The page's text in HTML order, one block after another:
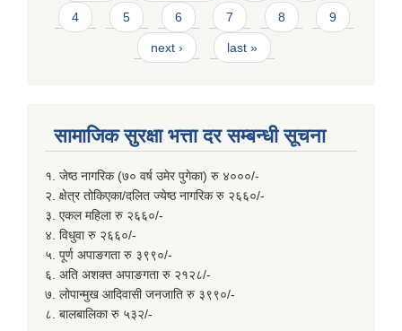
4 5 6 7 8 9
next › last »
सामाजिक सुरक्षा भत्ता दर सम्बन्धी सूचना
१. जेष्ठ नागरिक (७० वर्ष उमेर पुगेका) रु ४०००/-
२. क्षेत्र तोकिएका/दलित ज्येष्ठ नागरिक रु २६६०/-
३. एकल महिला रु २६६०/-
४. विधुवा रु २६६०/-
५. पूर्ण अपाङगता रु ३९९०/-
६. अति अशक्त अपाङगता रु २१२८/-
७. लोपान्मुख आदिवासी जनजाति रु ३९९०/-
८. बालबालिका रु ५३२/-